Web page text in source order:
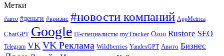
Метки
#авто #деньги #кризис #новости компаний AppMetrica
ChatGPT Google IT-специалисты myTracker Ozon Rustore SEO
Telegram VK VK Реклама Wildberries YandexGPT Авито Бизнес